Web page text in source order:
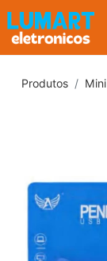
Produtos